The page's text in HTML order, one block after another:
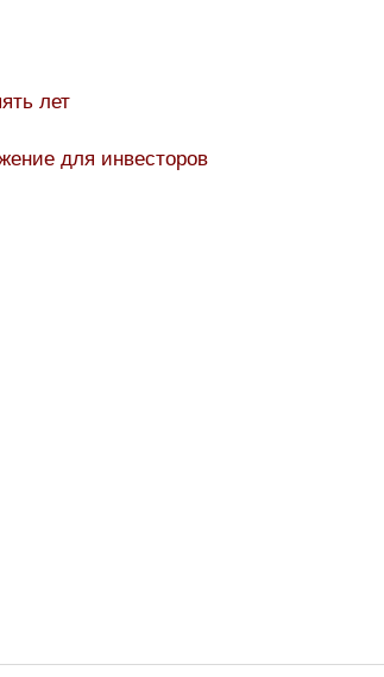
лет
для инвесторов